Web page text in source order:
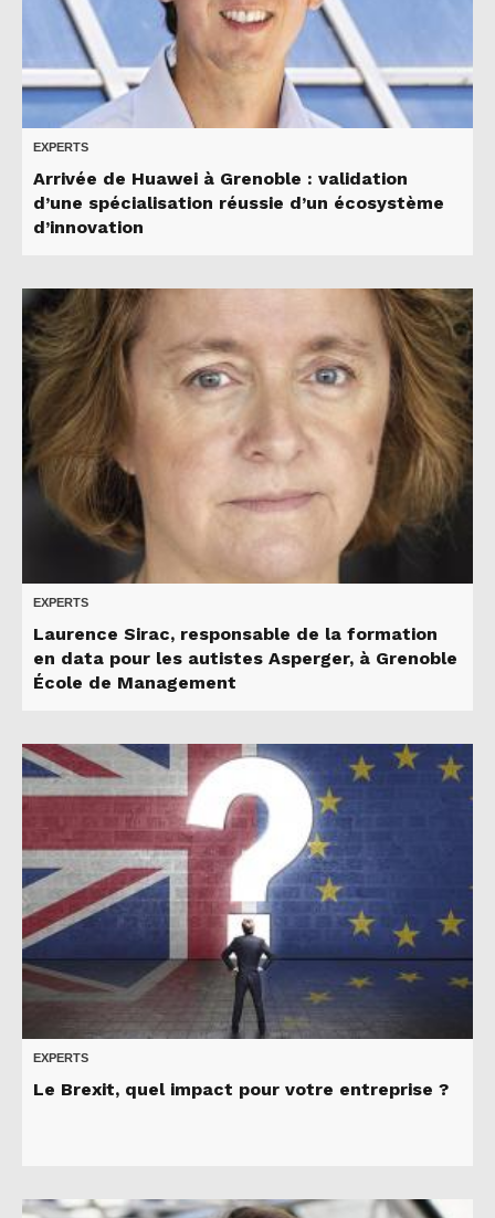
EXPERTS
Arrivée de Huawei à Grenoble : validation
d’une spécialisation réussie d’un écosystème
d’innovation
EXPERTS
Laurence Sirac, responsable de la formation
en data pour les autistes Asperger, à Grenoble
École de Management
EXPERTS
Le Brexit, quel impact pour votre entreprise ?